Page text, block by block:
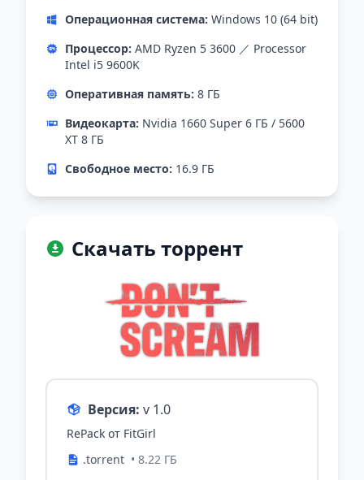
Операционная система: Windows 10 (64 bit)
Процессор: AMD Ryzen 5 3600 ／ Processor
Intel i5 9600K
Оперативная память: 8 ГБ
Видеокарта: Nvidia 1660 Super 6 ГБ / 5600
XT 8 ГБ
Свободное место: 16.9 ГБ
Скачать торрент
Версия: v 1.0
RePack от FitGirl
.torrent • 8.22 ГБ